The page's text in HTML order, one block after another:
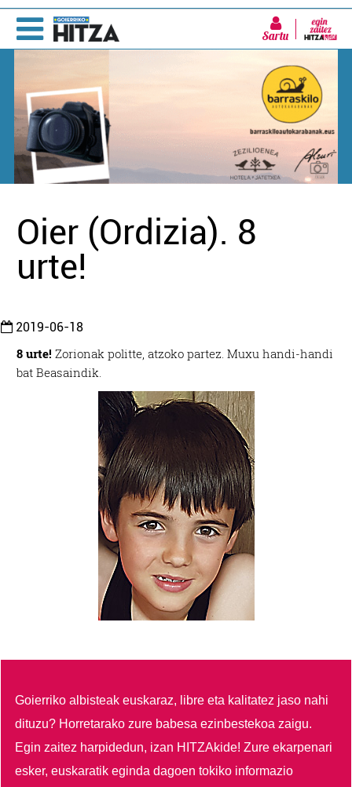
Sartu
Oier (Ordizia). 8
urte!
2019-06-18
8 urte! Zorionak politte, atzoko partez. Muxu handi-handi
bat Beasaindik.
Goierriko albisteak euskaraz, libre eta kalitatez jaso nahi
dituzu? Horretarako zure babesa ezinbestekoa zaigu.
Egin zaitez harpidedun, izan HITZAkide!Zure ekarpenari
esker, euskaratik eginda dagoen tokiko informazio